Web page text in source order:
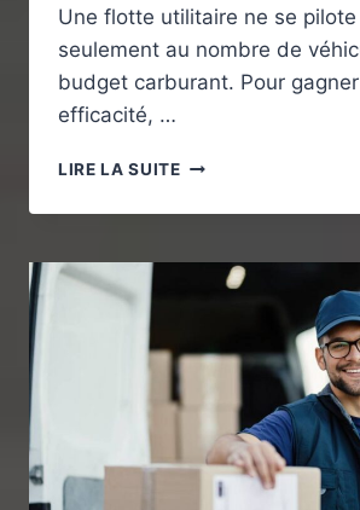
Une flotte utilitaire ne se pilote
seulement au nombre de
budget carburant. Pour
efficacité, …
LIRE LA SUITEINDICATEURS
FLOTTE
:
FONT
VRAIMENT
PERFORMANCE